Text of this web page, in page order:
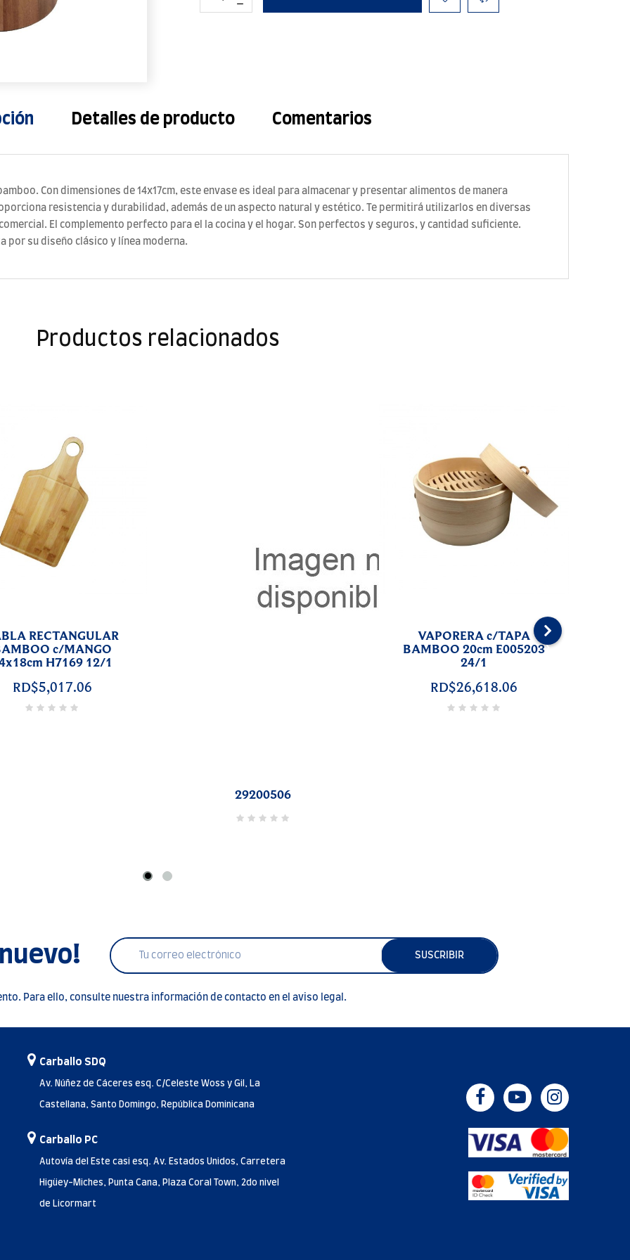
Detalles de producto Comentarios
Con dimensiones de 14x17cm, este envase es ideal para almacenar y presentar alimentos de manera
resistencia y durabilidad, además de un aspecto natural y estético. Te permitirá utilizarlos en diversas
El complemento perfecto para el la cocina y el hogar. Son perfectos y seguros, y cantidad suficiente.
por su diseño clásico y línea moderna.
Productos relacionados
29320520
PORTACUBIERTOS
BAMBOO 4DIVISIONES
CT02337B 12/1
RD$12,510.28
›
SUSCRIBIR
Para ello, consulte nuestra información de contacto en el aviso legal.
Carballo SDQ
Av. Núñez de Cáceres esq. C/Celeste Woss y Gil, La
Castellana, Santo Domingo, República Dominicana
Carballo PC
Autovía del Este casi esq. Av. Estados Unidos, Carretera
Higüey-Miches, Punta Cana, Plaza Coral Town, 2do nivel
de Licormart